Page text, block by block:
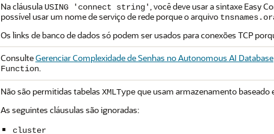
Na cláusula USING 'connect string', você deve usar a sintaxe Easy
possível usar um nome de serviço de rede porque o arquivo
Os links de banco de dados só podem ser usados para conexões TCP
ConsulteGerenciar Complexidade de Senhas no Autonomous AI Database
Function.
Não são permitidas tabelas XMLTypeque usam armazenamento baseado
As seguintes cláusulas são ignoradas:
cluster